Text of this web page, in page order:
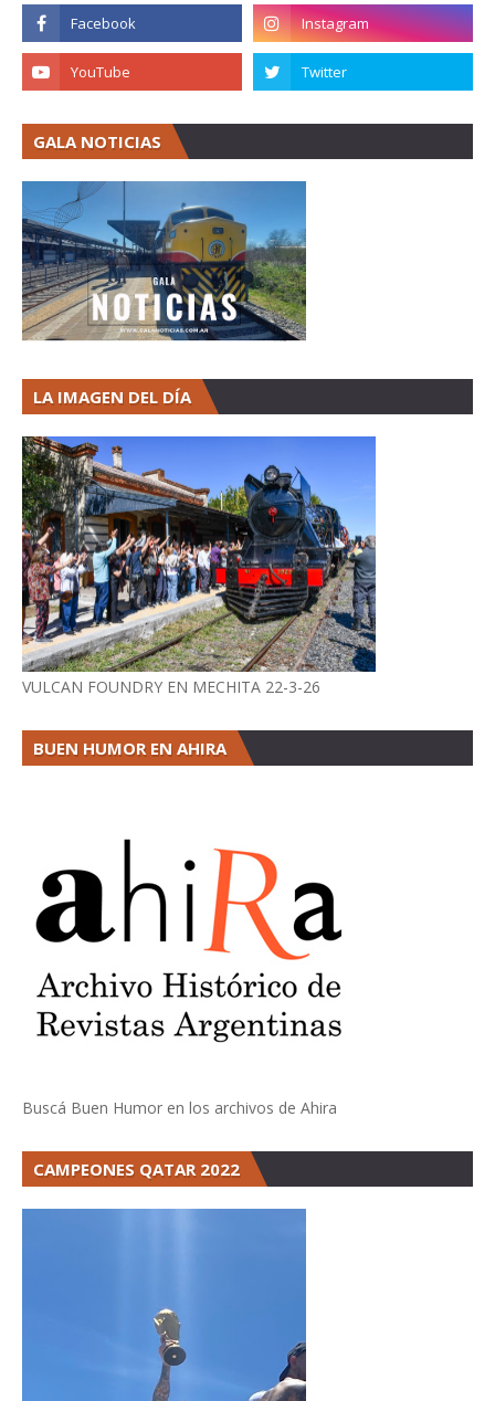
GALA NOTICIAS
LA IMAGEN DEL DÍA
VULCAN FOUNDRY EN MECHITA 22-3-26
BUEN HUMOR EN AHIRA
Buscá Buen Humor en los archivos de Ahira
CAMPEONES QATAR 2022